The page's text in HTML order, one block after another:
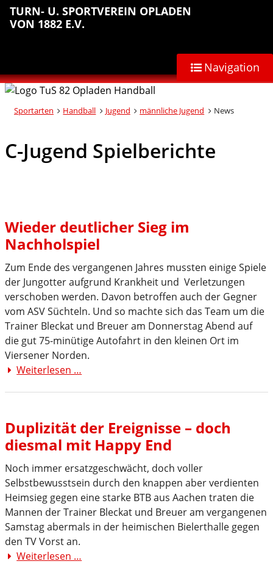
Sprungmarken
Inhalt
anspringen
Hauptnavigation
anspringen
Abteilungsnavigation
anspringen
Fußbereich
anspringen
TURN- U. SPORTVEREIN OPLADEN
VON 1882 E.V.
Navigation
Sportarten Handball Jugend männliche Jugend News
C-Jugend Spielberichte
Wieder deutlicher Sieg im
Nachholspiel
Zum Ende des vergangenen Jahres mussten einige Spiele
der Jungotter aufgrund Krankheit und Verletzungen
verschoben werden. Davon betroffen auch der Gegner
vom ASV Süchteln. Und so machte sich das Team um die
Trainer Bleckat und Breuer am Donnerstag Abend auf
die gut 75-minütige Autofahrt in den kleinen Ort im
Viersener Norden.
Weiterlesen …
Nachholspiel
Duplizität der Ereignisse – doch
diesmal mit Happy End
Noch immer ersatzgeschwächt, doch voller
Selbstbewusstsein durch den knappen aber verdienten
Heimsieg gegen eine starke BTB aus Aachen traten die
Mannen der Trainer Bleckat und Breuer am vergangenen
Samstag abermals in der heimischen Bielerthalle gegen
den TV Vorst an.
Weiterlesen …